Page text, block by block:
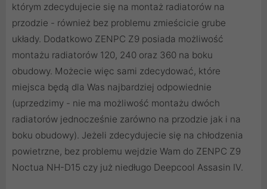
którym zdecydujecie się na montaż radiatorów na
przodzie - również bez problemu zmieścicie grube
układy. Dodatkowo ZENPC Z9 posiada możliwość
montażu radiatorów 120, 240 oraz 360 na boku
obudowy. Możecie więc sami zdecydować, które
miejsca będą dla Was najbardziej odpowiednie
(uprzedzimy - nie ma możliwość montażu dwóch
radiatorów jednocześnie zarówno na przodzie jak i na
boku obudowy). Jeżeli zdecydujecie się na chłodzenia
powietrzne, bez problemu wejdzie Wam do ZENPC Z9
Noctua NH-D15 czy już niedługo Deepcool Assasin IV.